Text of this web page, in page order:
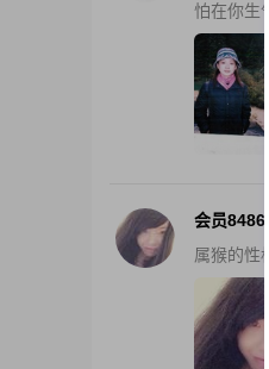
怕在你生
会员
属猴的性